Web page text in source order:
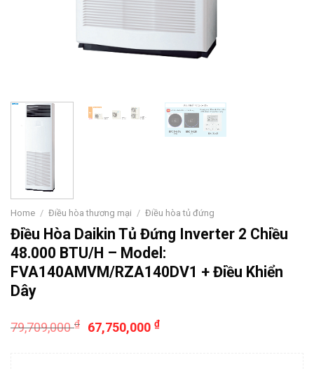
Home / Điều hòa thương mại / Điều hòa tủ đứng
Điều Hòa Daikin Tủ Đứng Inverter 2 Chiều
48.000 BTU/H – Model:
FVA140AMVM/RZA140DV1 + Điều Khiển
Dây
79,709,000₫ 67,750,000₫